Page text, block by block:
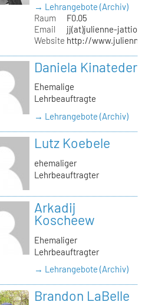
→ Lehrangebote (Archiv)
Raum
F0.05
Email
jj(at)julienne-
Website http://
Daniela Kinateder
Ehemalige
Lehrbeauftragte
→ Lehrangebote (Archiv)
Lutz Koebele
ehemaliger
Lehrbeauftragter
Arkadij
Koscheew
Ehemaliger
Lehrbeauftragter
→ Lehrangebote (Archiv)
Brandon LaBelle